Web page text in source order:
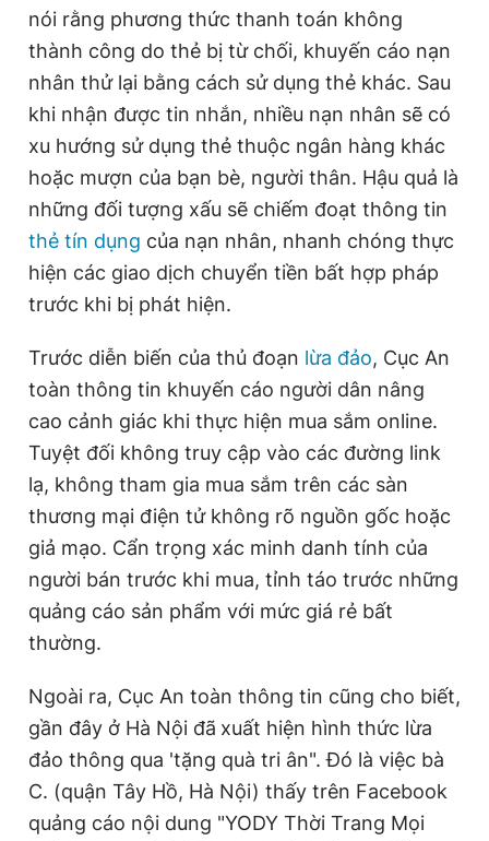
nói rằng phương thức thanh toán không
thành công do thẻ bị từ chối, khuyến cáo nạn
nhân thử lại bằng cách sử dụng thẻ khác. Sau
khi nhận được tin nhắn, nhiều nạn nhân sẽ có
xu hướng sử dụng thẻ thuộc ngân hàng khác
hoặc mượn của bạn bè, người thân. Hậu quả là
những đối tượng xấu sẽ chiếm đoạt thông tin
thẻ tín dụng của nạn nhân, nhanh chóng thực
hiện các giao dịch chuyển tiền bất hợp pháp
trước khi bị phát hiện.
Trước diễn biến của thủ đoạn lừa đảo, Cục An
toàn thông tin khuyến cáo người dân nâng
cao cảnh giác khi thực hiện mua sắm online.
Tuyệt đối không truy cập vào các đường link
lạ, không tham gia mua sắm trên các sàn
thương mại điện tử không rõ nguồn gốc hoặc
giả mạo. Cẩn trọng xác minh danh tính của
người bán trước khi mua, tỉnh táo trước những
quảng cáo sản phẩm với mức giá rẻ bất
thường.
Ngoài ra, Cục An toàn thông tin cũng cho biết,
gần đây ở Hà Nội đã xuất hiện hình thức lừa
đảo thông qua 'tặng quà tri ân". Đó là việc bà
C. (quận Tây Hồ, Hà Nội) thấy trên Facebook
quảng cáo nội dung "YODY Thời Trang Mọi